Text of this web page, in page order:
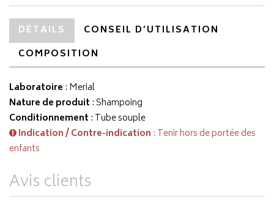
DÉTAILS
CONSEIL D’UTILISATION
COMPOSITION
Laboratoire : Merial
Nature de produit : Shampoing
Conditionnement : Tube souple
Indication / Contre-indication : Tenir hors de portée des
enfants
Avis clients